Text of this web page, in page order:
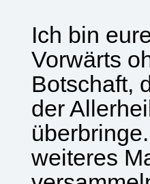
Ich bin
Vorwärts
Botschaft,
der
weiteres